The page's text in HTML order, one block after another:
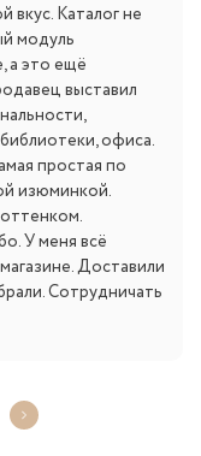
вкус. Каталог не
модуль
а это ещё
выставил
офиса.
простая по
изюминкой.
У меня всё
Доставили
Сотрудничать